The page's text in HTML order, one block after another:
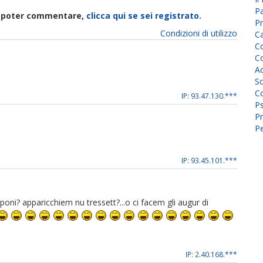
commentare, clicca qui se sei registrato.
Condizioni di utilizzo
IP: 93.47.130.***
IP: 93.45.101.***
apparicchiem nu tressett?...o ci facem gli augur di
IP: 2.40.168.***